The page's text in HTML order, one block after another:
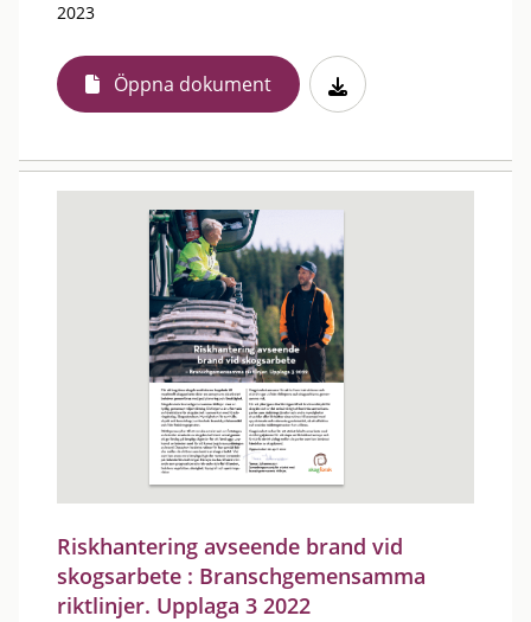
2023
Öppna dokument
Riskhantering avseende brand vid
skogsarbete : Branschgemensamma
riktlinjer. Upplaga 3 2022